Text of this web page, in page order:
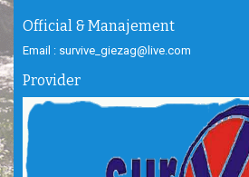
Official & Manajement
Email : survive_giezag@live.com
Provider